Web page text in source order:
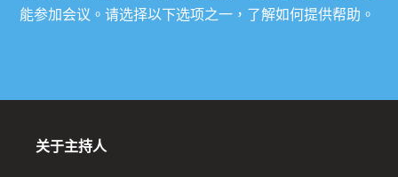
能参加会议。请选择以下选项之一，了解如何提供帮助。
关于主持人